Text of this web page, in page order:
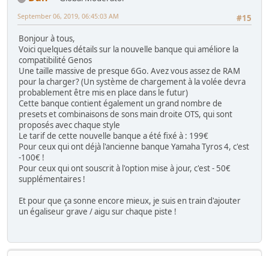
#15
September 06, 2019, 06:45:03 AM
Bonjour à tous,
Voici quelques détails sur la nouvelle banque qui améliore la
compatibilité Genos
Une taille massive de presque 6Go. Avez vous assez de RAM
pour la charger? (Un système de chargement à la volée devra
probablement être mis en place dans le futur)
Cette banque contient également un grand nombre de
presets et combinaisons de sons main droite OTS, qui sont
proposés avec chaque style
Le tarif de cette nouvelle banque a été fixé à : 199€
Pour ceux qui ont déjà l'ancienne banque Yamaha Tyros 4, c'est
-100€ !
Pour ceux qui ont souscrit à l'option mise à jour, c'est - 50€
supplémentaires !
Et pour que ça sonne encore mieux, je suis en train d'ajouter
un égaliseur grave / aigu sur chaque piste !